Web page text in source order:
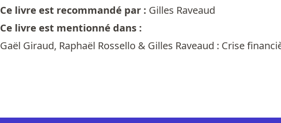
Ce livre est recommandé par : Gilles Raveaud
Ce livre est mentionné dans :
Gaël Giraud, Raphaël Rossello & Gilles Raveaud : Crise